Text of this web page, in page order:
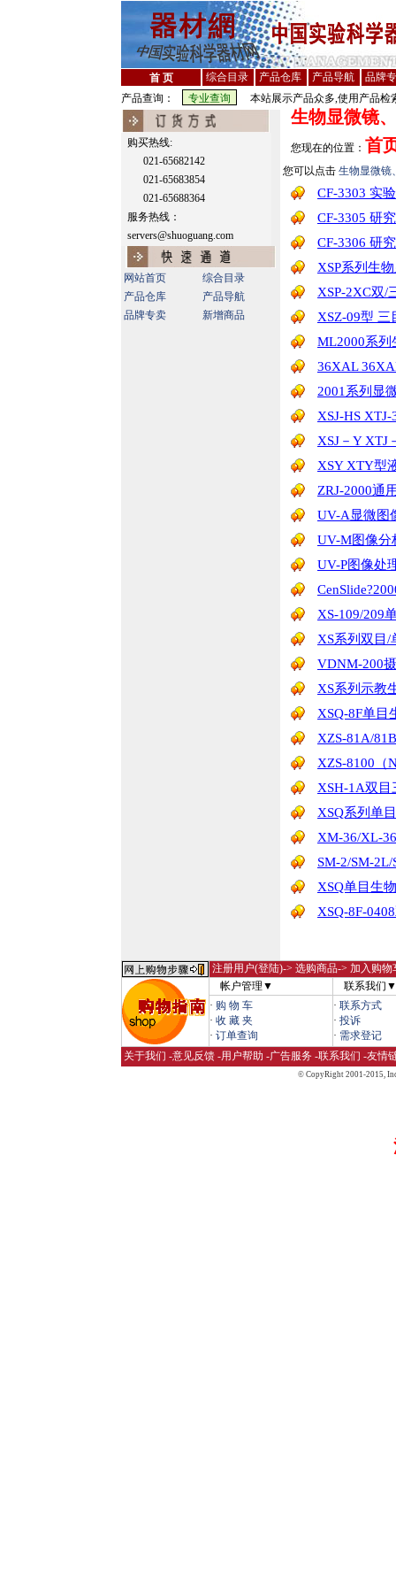
首 页 综合目录 产品仓库 产品导航
品牌
产品查询：
本站展示产品众多,使用产品检
购买热线:
021-65682142
021-65683854
021-65688364
服务热线：
servers@shuoguang.com
网站首页
综合目录
产品仓库
产品导航
品牌专卖
新增商品
生物显微镜
您现在的位置： 首
您可以点击 生物显微镜
CF-3303 实
CF-3305 研
CF-3306 研
XSP系列生
XSP-2XC双/
XSZ-09型 三
ML2000系列
36XAL
2001系列显
XSJ-HS
XSJ－Y XTJ
XSY XTY型
ZRJ-2000通
UV-A显微图
UV-M图像分
UV-P图像处
XS-109/209
XS系列双目/
VDNM-200
XS系列示教
XSQ-8F单目
XZS-81A/
XZS-8100（
XSH-1A双
XSQ系列单
XM-36/XL-
SM-2/SM-
XSQ单目生
XSQ-8F-
注册用户(登陆)-> 选购商品-> 加入购
帐户管理▼
联系我们▼
· 购 物 车
· 收 藏 夹
· 订单查询
· 联系方式
· 投诉
· 需求登记
关于我们 -意见反馈 -用户帮助 -广告服务 -联系我们 -友情
© CopyRight 2001-2015,